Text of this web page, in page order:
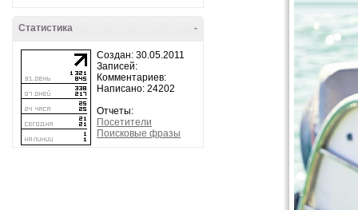
-
Статистика
Создан: 30.05.2011
Записей:
Комментариев:
Написано: 24202
Отчеты:
Посетители
Поисковые фразы